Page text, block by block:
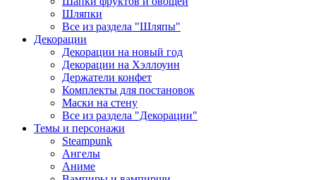
Шляпки
Все из раздела "Шляпы"
Декорации
Декорации на новый год
Декорации на Хэллоуин
Держатели конфет
Комплекты для постановок
Маски на стену
Все из раздела "Декорации"
Темы и персонажи
Steampunk
Ангелы
Аниме